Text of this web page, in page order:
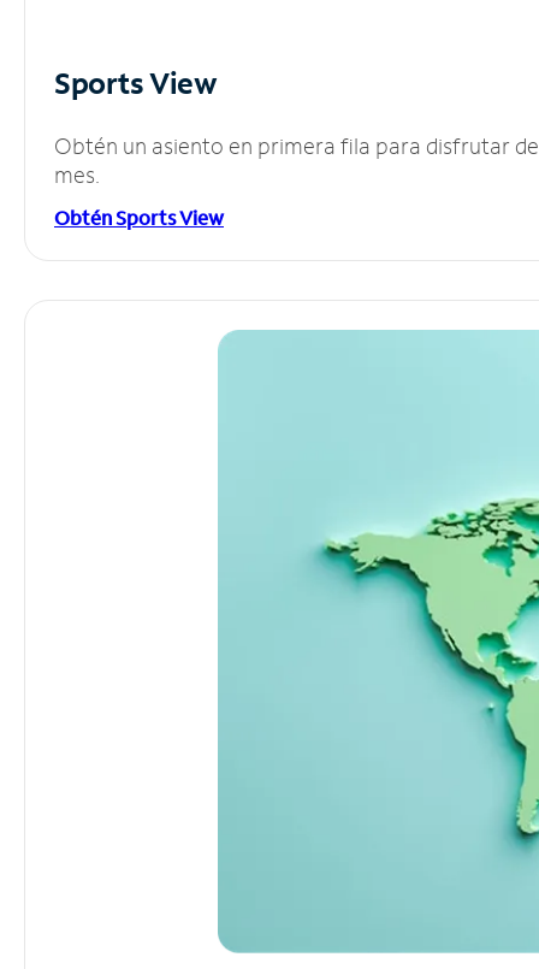
Sports View
Obtén un asiento en primera fila para disfrutar
mes.
Obtén Sports View